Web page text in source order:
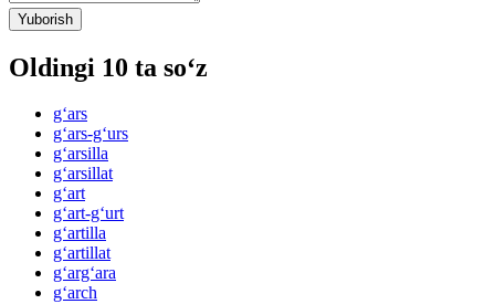
Yuborish
Oldingi 10 ta so‘z
g‘ars
g‘ars-g‘urs
g‘arsilla
g‘arsillat
g‘art
g‘art-g‘urt
g‘artilla
g‘artillat
g‘arg‘ara
g‘arch